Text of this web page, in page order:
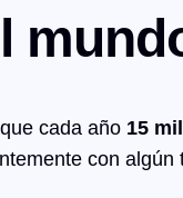
cada año 15
con algún